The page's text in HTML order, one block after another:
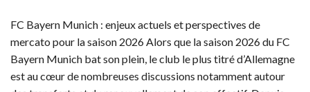
FC Bayern Munich : enjeux actuels et perspectives de
mercato pour la saison 2026 Alors que la saison 2026 du FC
Bayern Munich bat son plein, le club le plus titré d’Allemagne
est au cœur de nombreuses discussions notamment autour